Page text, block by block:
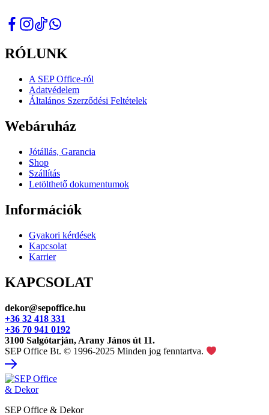
RÓLUNK
A SEP Office-ról
Adatvédelem
Általános Szerződési Feltételek
Webáruház
Jótállás, Garancia
Shop
Szállítás
Letölthető dokumentumok
Információk
Gyakori kérdések
Kapcsolat
Karrier
KAPCSOLAT
dekor@sepoffice.hu
+36 32 418 331
+36 70 941 0192
3100 Salgótarján, Arany János út 11.
SEP Office Bt. © 1996-2025 Minden jog fenntartva.
SEP Office & Dekor